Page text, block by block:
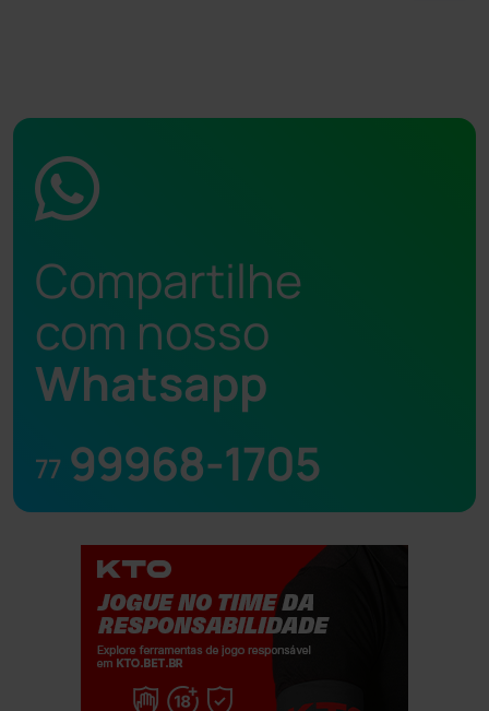
Compartilhe
com nosso
Whatsapp
77 99968-1705